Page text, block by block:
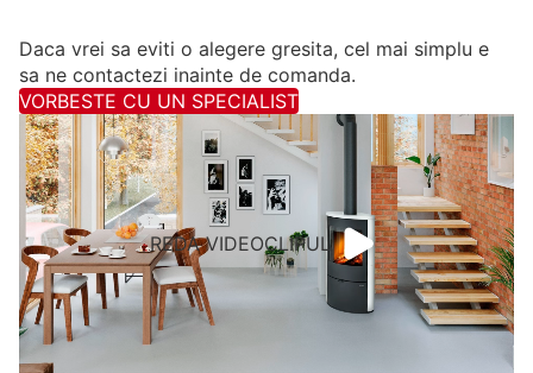
Daca vrei sa eviti o alegere gresita, cel mai simplu e
sa ne contactezi inainte de comanda.
VORBESTE CU UN SPECIALIST
REDA VIDEOCLIPUL